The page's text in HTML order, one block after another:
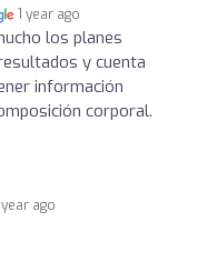
1 year ago
los planes
y cuenta
información
corporal.
year ago